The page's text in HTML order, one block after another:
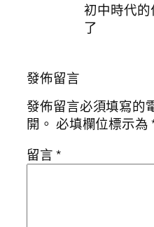
初中時代
了
發佈留言
發佈留言必須填寫的
開。 必填欄位標示為
留言*